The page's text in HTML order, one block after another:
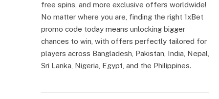
free spins, and more exclusive offers worldwide!
No matter where you are, finding the right 1xBet
promo code today means unlocking bigger
chances to win, with offers perfectly tailored for
players across Bangladesh, Pakistan, India, Nepal,
Sri Lanka, Nigeria, Egypt, and the Philippines.